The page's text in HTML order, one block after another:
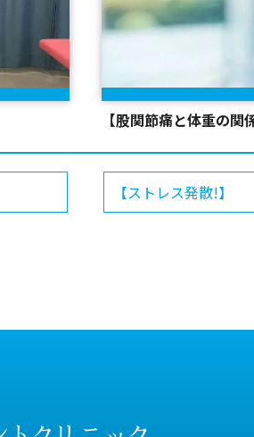
【股関節痛と体重の関
【ストレス発散!】